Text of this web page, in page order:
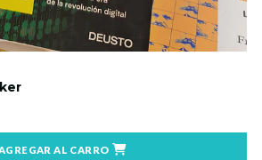
AL CARRO